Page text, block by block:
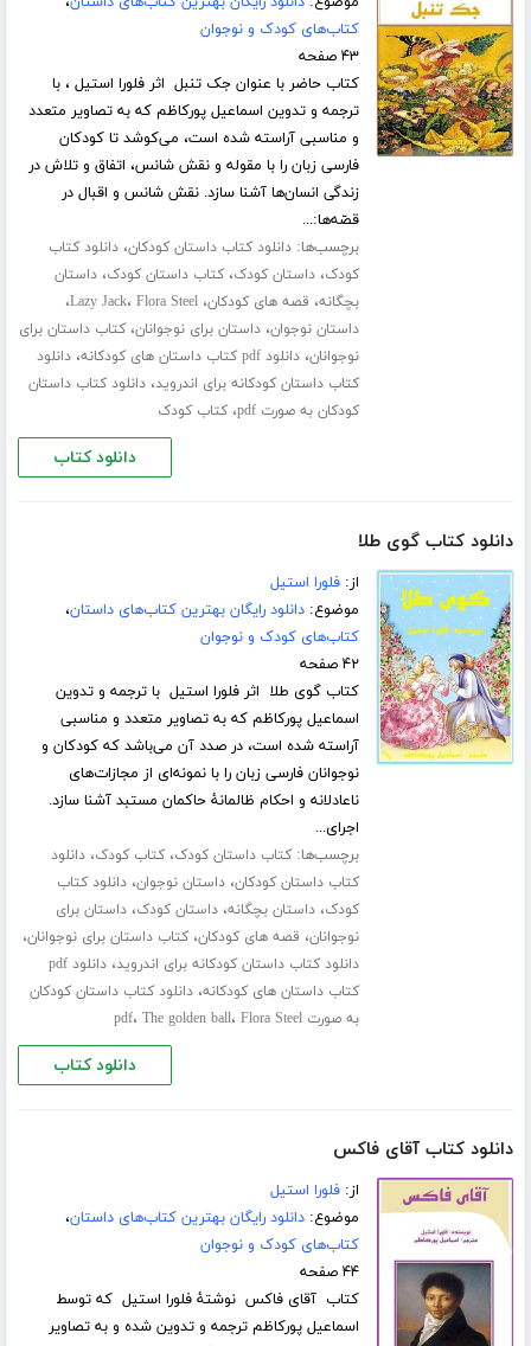
کتاب‌های کودک و نوجوان
۴۳ صفحه
کتاب حاضر با عنوان جک تنبل اثر فلورا استیل ، با
ترجمه و تدوین اسماعیل پورکاظم که به تصاویر متعدد
و مناسبی آراسته شده است، می‌کوشد تا کودکان
فارسی زبان را با مقوله و نقش شانس، اتفاق و تلاش در
زندگی انسان‌ها آشنا سازد. نقش شانس و اقبال در
قصّه‌ها:...
برچسب‌ها:دانلود کتاب داستان کودکان،دانلود کتاب
کودک،داستان کودک،کتاب داستان کودک،داستان
بچگانه، قصه های کودکان، Lazy Jack، Flora Steel ،
داستان نوجوان،داستان برای نوجوانان،کتاب داستان برای
نوجوانان،دانلود pdf کتاب داستان های کودکانه ،دانلود
کتاب داستان کودکانه برای اندروید،دانلود کتاب داستان
کودکان به صورت pdf
،کتاب کودک
دانلود کتاب
دانلود کتاب گوی طلا
از:فلورا استیل
موضوع:دانلود رایگان بهترین کتاب‌های داستان،
کتاب‌های کودک و نوجوان
۴۲ صفحه
کتاب گوی طلا اثر فلورا استیل با ترجمه و تدوین
اسماعیل پورکاظم که به تصاویر متعدد و مناسبی
آراسته شده است، در صدد آن می‌باشد که کودکان و
نوجوانان فارسی زبان را با نمونه‌ای از مجازات‌های
ناعادلانه و احکام ظالمانۀ حاکمان مستبد آشنا سازد.
اجرای...
برچسب‌ها:کتاب داستان کودک،کتاب کودک،دانلود
کتاب داستان کودکان،داستان نوجوان،دانلود کتاب
کودک،داستان بچگانه،داستان کودک،داستان برای
نوجوانان، قصه های کودکان،کتاب داستان برای نوجوانان،
دانلود کتاب داستان کودکانه برای اندروید،
دانلود pdf
کتاب داستان های کودکانه،دانلود کتاب داستان کودکان
به صورت pdf
، The golden ball، Flora Steel
دانلود کتاب
دانلود کتاب آقای فاکس
از:فلورا استیل
موضوع:دانلود رایگان بهترین کتاب‌های داستان،
کتاب‌های کودک و نوجوان
۴۴ صفحه
کتاب آقای فاکس نوشتۀ فلورا استیل که توسط
اسماعیل پورکاظم ترجمه و تدوین شده و به تصاویر